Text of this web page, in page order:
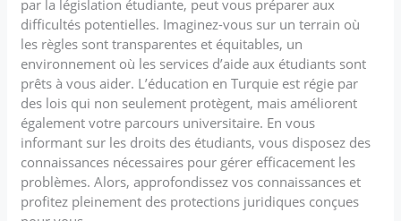
par la législation étudiante, peut vous préparer aux
difficultés potentielles. Imaginez-vous sur un terrain où
les règles sont transparentes et équitables, un
environnement où les services d’aide aux étudiants sont
prêts à vous aider. L’éducation en Turquie est régie par
des lois qui non seulement protègent, mais améliorent
également votre parcours universitaire. En vous
informant sur les droits des étudiants, vous disposez des
connaissances nécessaires pour gérer efficacement les
problèmes. Alors, approfondissez vos connaissances et
profitez pleinement des protections juridiques conçues